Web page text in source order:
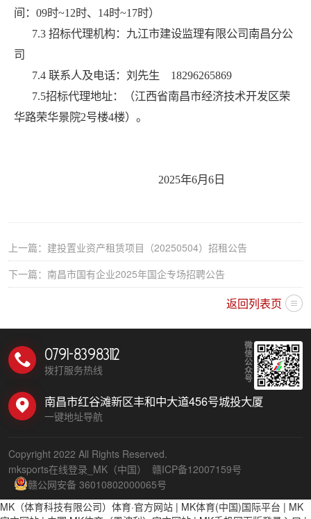
间：09时~12时、14时~17时）
7.3 招标代理机构：九江市建设监理有限公司南昌分公
司
7.4 联系人及电话：刘先生 18296265869
7.5招标代理地址：（江西省南昌市经济技术开发区荣
华路荣华景院2号楼4楼）。
2025年6月6日
上一篇： 建投置业资产租赁项目（20250504）招租公告
下一篇： 南昌市国有企业2025年国企专场招聘公告
返回列表页
0791-83983112
拨打服务热线
南昌市红谷滩新区丰和中大道456号城投大厦
一键地址导航
微
信
公
众
号
Copyright 2022 All Rights Reserved.
mksports在线登录_MK（中国）
赣ICP备12007159号
赣公网安备 36010802000065号
MK（体育科技有限公司）体育·官方网站 | MK体育(中国)国际平台 | MK